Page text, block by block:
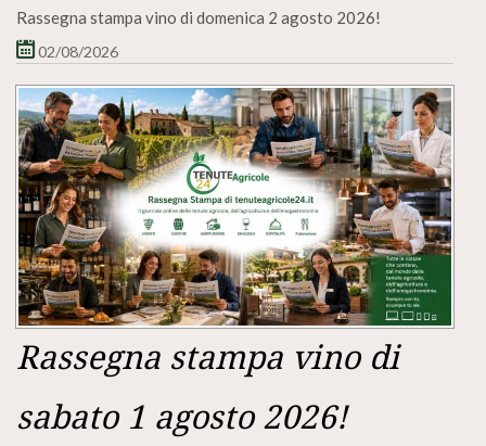
Rassegna stampa vino di domenica 2 agosto 2026!
02/08/2026
Rassegna stampa vino di
sabato 1 agosto 2026!